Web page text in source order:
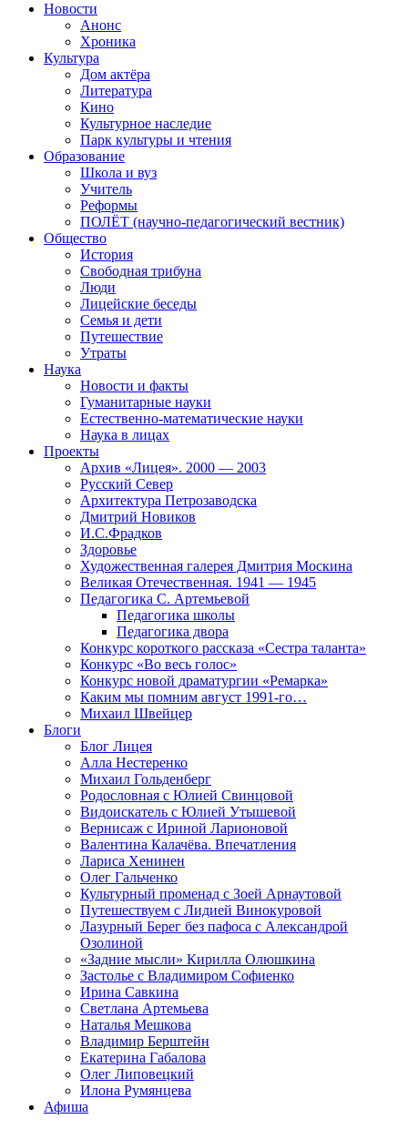
Новости
Анонс
Хроника
Культура
Дом актёра
Литература
Кино
Культурное наследие
Парк культуры и чтения
Образование
Школа и вуз
Учитель
Реформы
ПОЛЁТ (научно-педагогический вестник)
Общество
История
Свободная трибуна
Люди
Лицейские беседы
Семья и дети
Путешествие
Утраты
Наука
Новости и факты
Гуманитарные науки
Естественно-математические науки
Наука в лицах
Проекты
Архив «Лицея». 2000 — 2003
Русский Север
Архитектура Петрозаводска
Дмитрий Новиков
И.С.Фрадков
Здоровье
Художественная галерея Дмитрия Москина
Великая Отечественная. 1941 — 1945
Педагогика С. Артемьевой
Педагогика школы
Педагогика двора
Конкурс короткого рассказа «Сестра таланта»
Конкурс «Во весь голос»
Конкурс новой драматургии «Ремарка»
Каким мы помним август 1991-го…
Михаил Швейцер
Блоги
Блог Лицея
Алла Нестеренко
Михаил Гольденберг
Родословная с Юлией Свинцовой
Видоискатель с Юлией Утышевой
Вернисаж с Ириной Ларионовой
Валентина Калачёва. Впечатления
Лариса Хенинен
Олег Гальченко
Культурный променад с Зоей Арнаутовой
Путешествуем с Лидией Винокуровой
Лазурный Берег без пафоса с Александрой
Озолиной
«Задние мысли» Кирилла Олюшкина
Застолье с Владимиром Софиенко
Ирина Савкина
Светлана Артемьева
Наталья Мешкова
Владимир Берштейн
Екатерина Габалова
Олег Липовецкий
Илона Румянцева
Афиша